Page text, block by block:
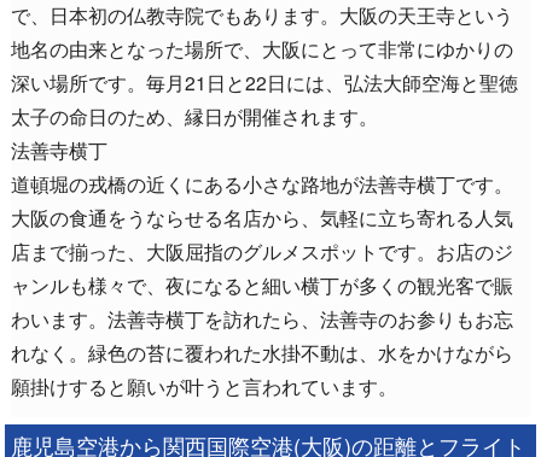
で、日本初の仏教寺院でもあります。大阪の天王寺という
地名の由来となった場所で、大阪にとって非常にゆかりの
深い場所です。毎月21日と22日には、弘法大師空海と聖徳
太子の命日のため、縁日が開催されます。
法善寺横丁
道頓堀の戎橋の近くにある小さな路地が法善寺横丁です。
大阪の食通をうならせる名店から、気軽に立ち寄れる人気
店まで揃った、大阪屈指のグルメスポットです。お店のジ
ャンルも様々で、夜になると細い横丁が多くの観光客で賑
わいます。法善寺横丁を訪れたら、法善寺のお参りもお忘
れなく。緑色の苔に覆われた水掛不動は、水をかけながら
願掛けすると願いが叶うと言われています。
鹿児島空港から関西国際空港(大阪)の距離とフライト